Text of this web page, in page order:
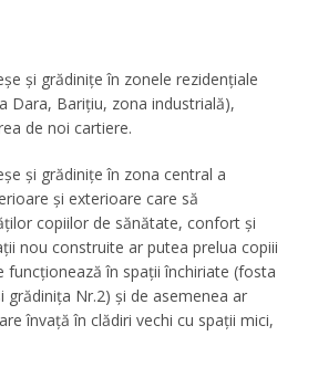
și grădinițe în zonele rezidențiale
Dara, Barițiu, zona industrială),
de noi cartiere.
și grădinițe în zona central a
și exterioare care să
copiilor de sănătate, confort și
nou construite ar putea prelua copiii
funcționează în spații închiriate (fosta
grădinița Nr.2) și de asemenea ar
învață în clădiri vechi cu spații mici,